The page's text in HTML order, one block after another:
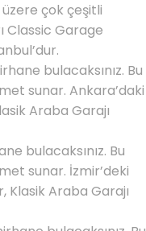
çok çeşitli
Classic Garage
bulacaksınız. Bu
sunar. Ankara’daki
Araba Garajı
bulacaksınız. Bu
sunar. İzmir’deki
Araba Garajı